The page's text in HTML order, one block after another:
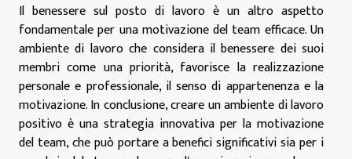
Il benessere sul posto di lavoro è un altro aspetto
fondamentale per una motivazione del team efficace. Un
ambiente di lavoro che considera il benessere dei suoi
membri come una priorità, favorisce la realizzazione
personale e professionale, il senso di appartenenza e la
motivazione. In conclusione, creare un ambiente di lavoro
positivo è una strategia innovativa per la motivazione
del team, che può portare a benefici significativi sia per i